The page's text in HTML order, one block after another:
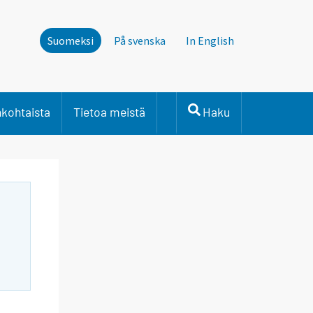
Suomeksi På svenska In English
Tietoa meistä Haku